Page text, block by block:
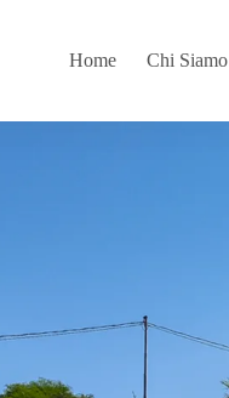
Home Chi Siamo